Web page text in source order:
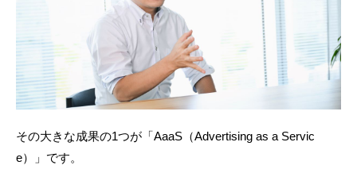
その大きな成果の1つが「AaaS（Advertising as a Servic
e）」です。